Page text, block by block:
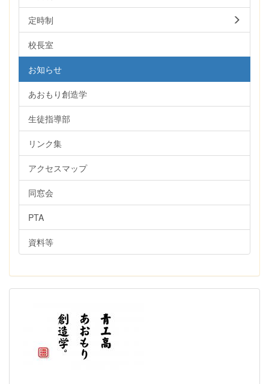
定時制
校長室
お知らせ
あおもり創造学
生徒指導部
リンク集
アクセスマップ
同窓会
PTA
資料等